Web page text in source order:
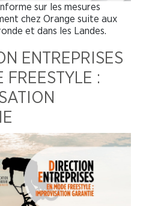
sur les mesures
chez Orange suite aux
et dans les Landes.
ENTREPRISES
FREESTYLE :